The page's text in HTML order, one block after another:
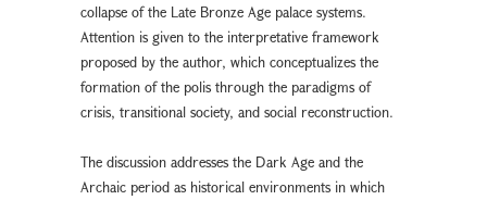
collapse of the Late Bronze Age palace systems.
Attention is given to the interpretative framework
proposed by the author, which conceptualizes the
formation of the polis through the paradigms of
crisis, transitional society, and social reconstruction.
The discussion addresses the Dark Age and the
Archaic period as historical environments in which